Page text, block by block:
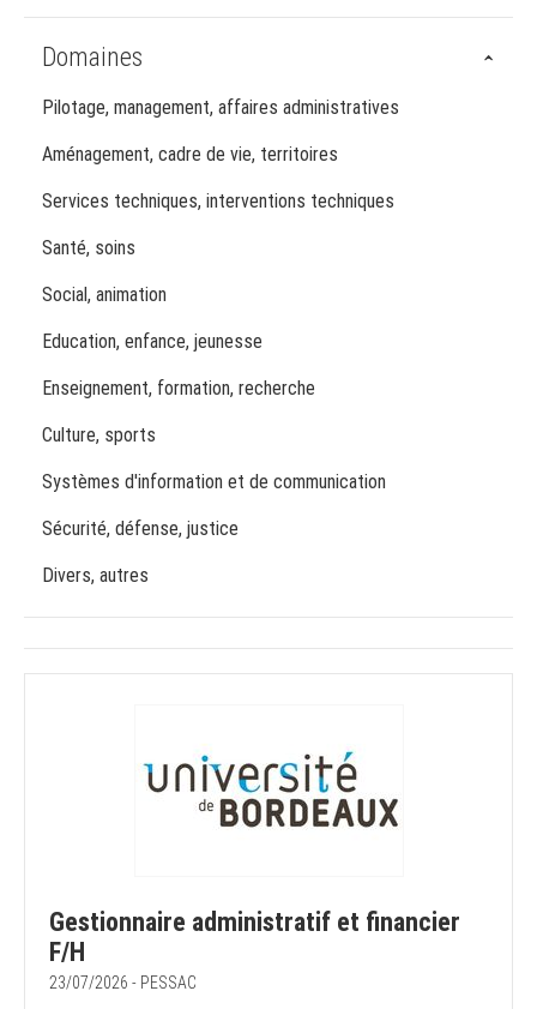
Domaines
Pilotage, management, affaires administratives
Aménagement, cadre de vie, territoires
Services techniques, interventions techniques
Santé, soins
Social, animation
Education, enfance, jeunesse
Enseignement, formation, recherche
Culture, sports
Systèmes d'information et de communication
Sécurité, défense, justice
Divers, autres
Gestionnaire administratif et financier
F/H
23/07/2026 - PESSAC